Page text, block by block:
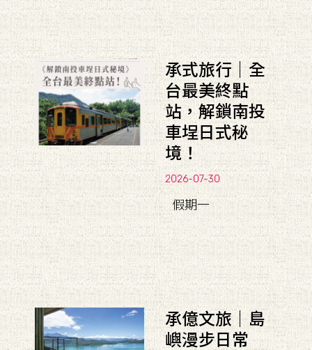
承式旅行｜全
台最美終點
站，解鎖南投
車埕日式秘
境！
2026-07-30
假期一
承億文旅｜島
嶼漫步日常